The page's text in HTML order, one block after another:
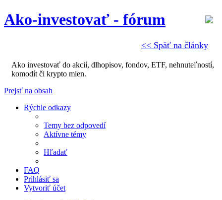
<< Späť na články
Ako-investovať - fórum
Ako investovať do akcií, dlhopisov, fondov, ETF, nehnuteľností,
komodít či krypto mien.
Prejsť na obsah
Rýchle odkazy
Temy bez odpovedí
Aktívne témy
Hľadať
FAQ
Prihlásiť sa
Vytvoriť účet